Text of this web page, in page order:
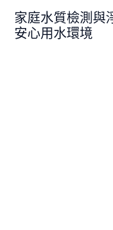
家庭水質檢測與
安心用水環境